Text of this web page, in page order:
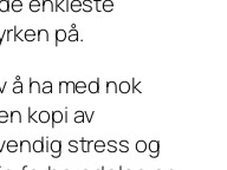
på.
å ha med nok
kopi av
stress og